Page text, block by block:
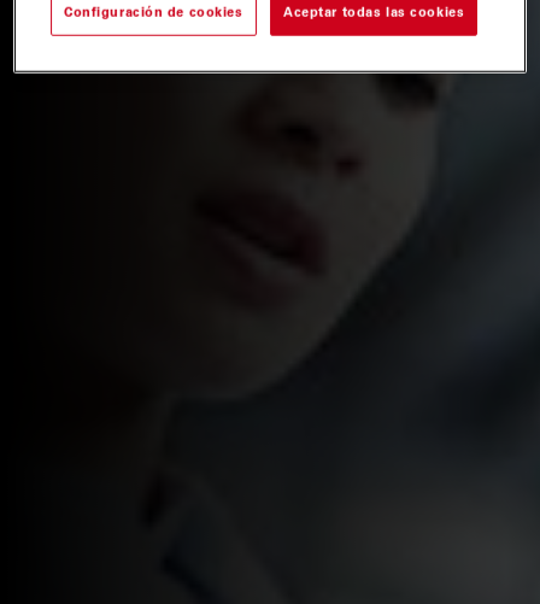
Configuración de cookies Aceptar todas las cookies